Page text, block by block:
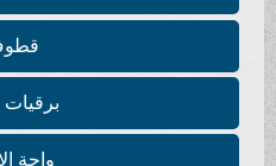
أدبية
الإخاء